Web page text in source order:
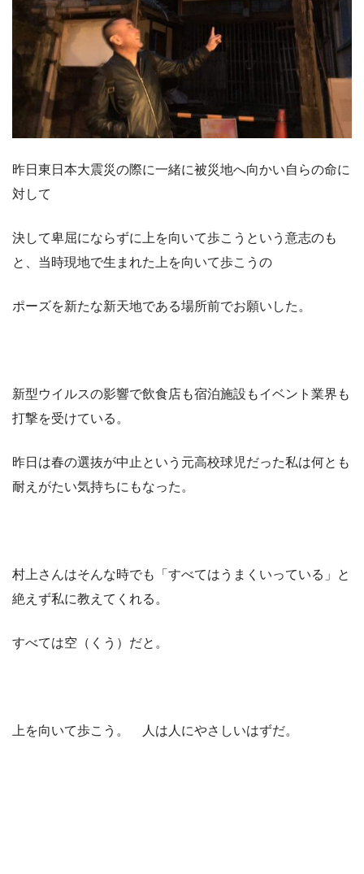
昨日東日本大震災の際に一緒に被災地へ向かい自らの命に
対して
決して卑屈にならずに上を向いて歩こうという意志のも
と、当時現地で生まれた上を向いて歩こうの
ポーズを新たな新天地である場所前でお願いした。
新型ウイルスの影響で飲食店も宿泊施設もイベント業界も
打撃を受けている。
昨日は春の選抜が中止という元高校球児だった私は何とも
耐えがたい気持ちにもなった。
村上さんはそんな時でも「すべてはうまくいっている」と
絶えず私に教えてくれる。
すべては空（くう）だと。
上を向いて歩こう。 人は人にやさしいはずだ。